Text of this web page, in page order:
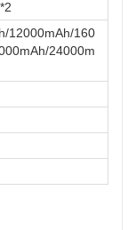
12000mAh/160
24000m